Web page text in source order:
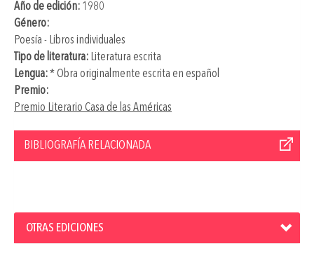
Año de edición: 1980
Género:
Poesía - Libros individuales
Tipo de literatura: Literatura escrita
Lengua:* Obra originalmente escrita en español
Premio:
Premio Literario Casa de las Américas
BIBLIOGRAFÍA RELACIONADA
OTRAS EDICIONES